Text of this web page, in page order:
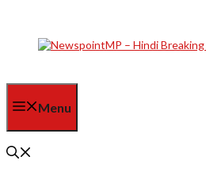
content
Menu